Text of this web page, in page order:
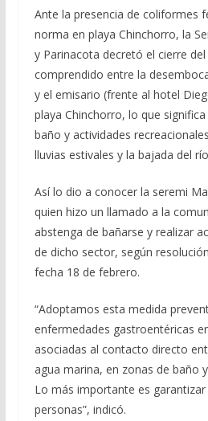
Ante la presencia de coliformes
norma en playa Chinchorro, la
y Parinacota decretó el cierre
comprendido entre la
y el emisario (frente al hotel
playa Chinchorro, lo que
baño y actividades
lluvias estivales y la bajada del
Así lo dio a conocer la seremi
quien hizo un llamado a la
abstenga de bañarse y realizar
de dicho sector, según
fecha 18 de febrero.
“Adoptamos esta medida
enfermedades gastroentéricas
asociadas al contacto directo
agua marina, en zonas de baño
Lo más importante es garantizar
personas”, indicó.